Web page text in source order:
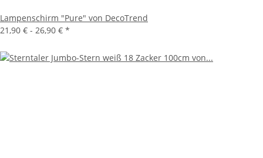
Lampenschirm "Pure" von DecoTrend
21,90 € - 26,90 € *